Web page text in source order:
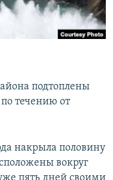
подтоплены
течению от
накрыла половину
вокруг